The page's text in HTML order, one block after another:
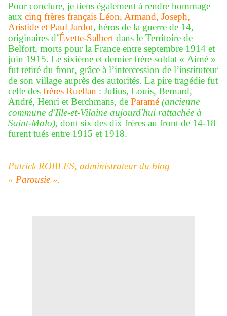
Pour conclure, je tiens également à rendre hommage
aux cinq frères français Léon, Armand, Joseph,
Aristide et Paul Jardot, héros de la guerre de 14,
originaires d’Évette-Salbert dans le Territoire de
Belfort, morts pour la France entre septembre 1914 et
juin 1915. Le sixième et dernier frère soldat « Aimé »
fut retiré du front, grâce à l’intercession de l’instituteur
de son village auprès des autorités. La pire tragédie fut
celle des frères Ruellan : Julius, Louis, Bernard,
André, Henri et Berchmans, de Paramé (ancienne
commune d'Ille-et-Vilaine aujourd'hui rattachée à
Saint-Malo), dont six des dix frères au front de 14-18
furent tués entre 1915 et 1918.
Patrick ROBLES, administrateur du blog
« Parousie ».